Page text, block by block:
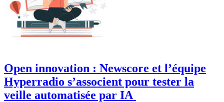
Open innovation : Newscore et l’équipe
Hyperradio s’associent pour tester la
veille automatisée par IA